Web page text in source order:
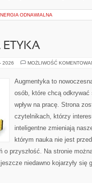
ODNAWIALNA
ETYKA
2026 MOŻLIWOŚĆ
Augmentyka to
osób, które chcą
wpływ na pracę. Strona
czytelnikach, którzy
inteligentne zmieniają
którym nauka nie jest
o przyszłość. Na stronie
niedawno kojarzyły się